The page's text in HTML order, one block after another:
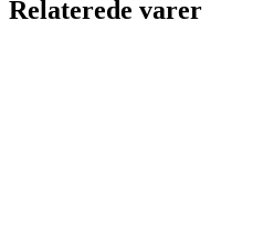
Relaterede varer